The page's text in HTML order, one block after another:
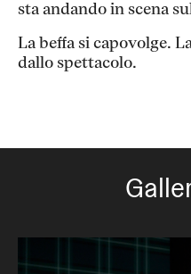
sta andando in scena
La beffa si capovolge.
dallo spettacolo.